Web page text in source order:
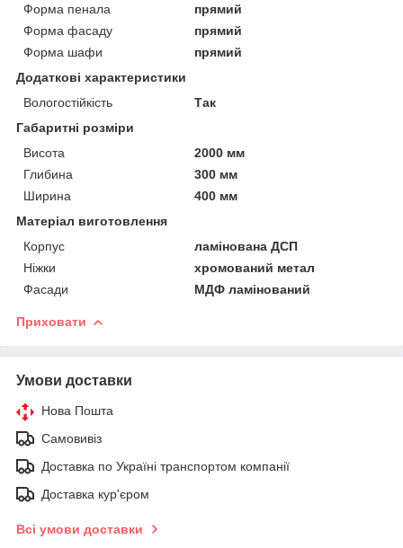
Форма пенала
прямий
Форма фасаду
прямий
Форма шафи
прямий
Додаткові характеристики
Вологостійкість
Так
Габаритні розміри
Висота
2000 мм
Глибина
300 мм
Ширина
400 мм
Матеріал виготовлення
Корпус
ламінована ДСП
Ніжки
хромований метал
Фасади
МДФ ламінований
Приховати
Умови доставки
Нова Пошта
Самовивіз
Доставка по Україні транспортом компанії
Доставка кур'єром
Всі умови доставки